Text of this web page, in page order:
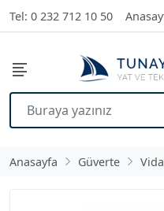
Tel: 0 232 712 10 50
Anasayfa Güverte